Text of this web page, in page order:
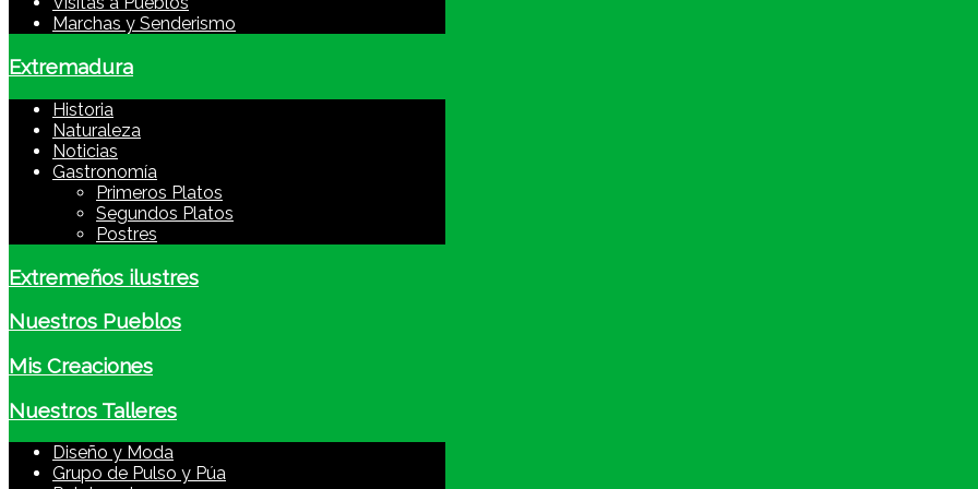
Marchas y Senderismo
Extremadura
Historia
Naturaleza
Noticias
Gastronomía
Primeros Platos
Segundos Platos
Postres
Extremeños ilustres
Nuestros Pueblos
Mis Creaciones
Nuestros Talleres
Diseño y Moda
Grupo de Pulso y Púa